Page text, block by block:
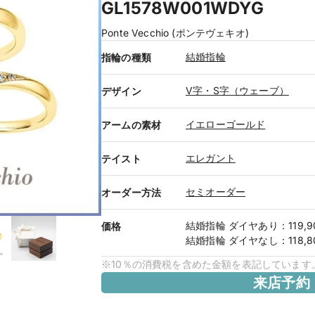
GL1578W001WDYG
Ponte Vecchio (ポンテヴェキオ)
指輪の種類 結婚指輪
デザイン V字・S字（ウェーブ）
アームの素材 イエローゴールド
テイスト エレガント
オーダー方法 セミオーダー
価格 結婚指輪 ダイヤあり ：
結婚指輪 ダイヤなし ：
※10％の消費税を含めた金額を表記しています。
来店予約